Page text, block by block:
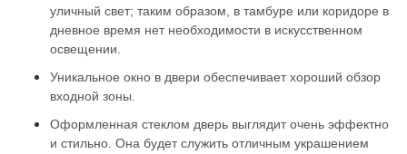
уличный свет; таким образом, в тамбуре или коридоре в
дневное время нет необходимости в искусственном
освещении.
Уникальное окно в двери обеспечивает хороший обзор
входной зоны.
Оформленная стеклом дверь выглядит очень эффектно
и стильно. Она будет служить отличным украшением